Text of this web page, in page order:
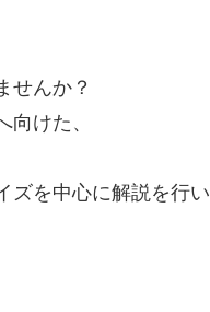
せんか？
けた、
ズを中心に解説を行い